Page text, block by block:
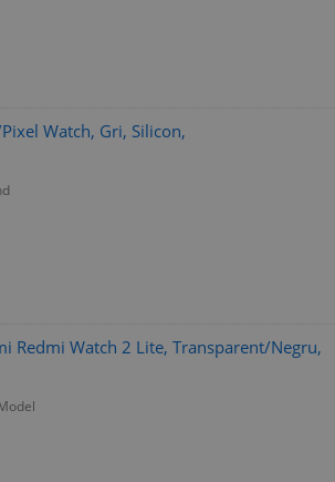
Watch, Gri, Silicon,
Redmi Watch 2 Lite, Transparent/Negru,